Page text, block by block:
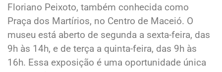
Floriano Peixoto, também conhecida como
Praça dos Martírios, no Centro de Maceió. O
museu está aberto de segunda a sexta-feira, das
9h às 14h, e de terça a quinta-feira, das 9h às
16h. Essa exposição é uma oportunidade única